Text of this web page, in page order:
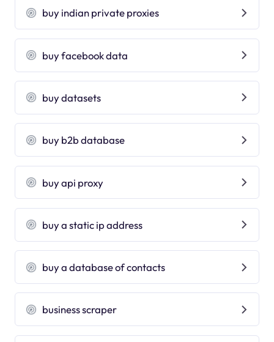
buy indian private proxies
buy facebook data
buy datasets
buy b2b database
buy api proxy
buy a static ip address
buy a database of contacts
business scraper